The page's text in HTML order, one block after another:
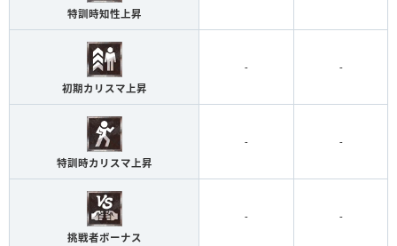
特訓時知性上昇
初期カリスマ上昇
- -
特訓時カリスマ上昇
- -
挑戦者ボーナス
- -